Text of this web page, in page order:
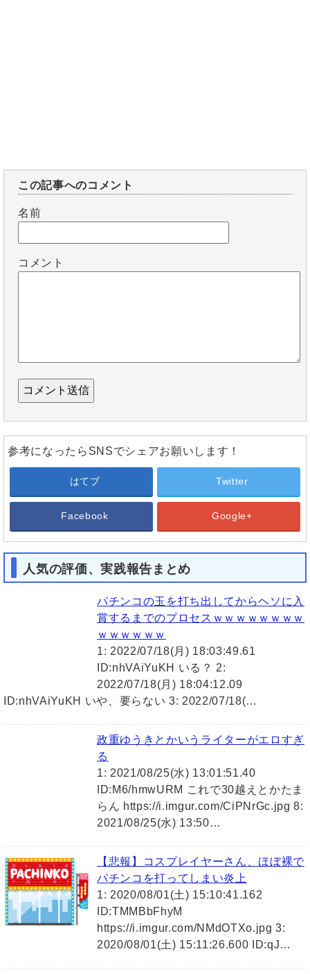
この記事へのコメント
名前
コメント
参考になったらSNSでシェアお願いします！
はてブ Twitter
Facebook Google+
人気の評価、実践報告まとめ
パチンコの玉を打ち出してからヘソに入
賞するまでのプロセスｗｗｗｗｗｗｗｗ
ｗｗｗｗｗｗ
1: 2022/07/18(月) 18:03:49.61
ID:nhVAiYuKH いる？ 2:
2022/07/18(月) 18:04:12.09
ID:nhVAiYuKH いや、要らない 3: 2022/07/18(…
政重ゆうきとかいうライターがエロすぎ
る
1: 2021/08/25(水) 13:01:51.40
ID:M6/hmwURM これで30越えとかたま
らん https://i.imgur.com/CiPNrGc.jpg 8:
2021/08/25(水) 13:50…
【悲報】コスプレイヤーさん、ほぼ裸で
パチンコを打ってしまい炎上
1: 2020/08/01(土) 15:10:41.162
ID:TMMBbFhyM
https://i.imgur.com/NMdOTXo.jpg 3:
2020/08/01(土) 15:11:26.600 ID:qJ…